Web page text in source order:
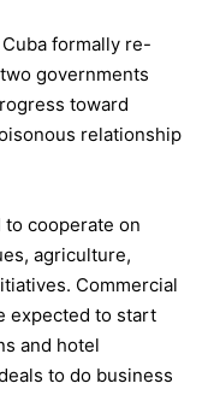
formally re-
governments
toward
relationship
to cooperate on
agriculture,
Commercial
expected to start
and hotel
to do business